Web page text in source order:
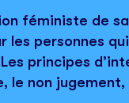
féministe de
les personnes
principes
le non jugement,